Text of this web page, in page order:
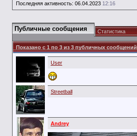
Последняя активность: 06.04.2023 12:16
Публичные сообщения Статистика
Показано с 1 по3из3публичных сообщений
User
Streetball
Andrey